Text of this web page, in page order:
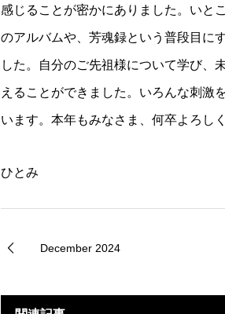
感じることが密かにありました。いと
のアルバムや、芳魂録という普段目に
した。自分のご先祖様について学び、
えることができました。いろんな刺激
います。本年もみなさま、何卒よろし
ひとみ
December 2024